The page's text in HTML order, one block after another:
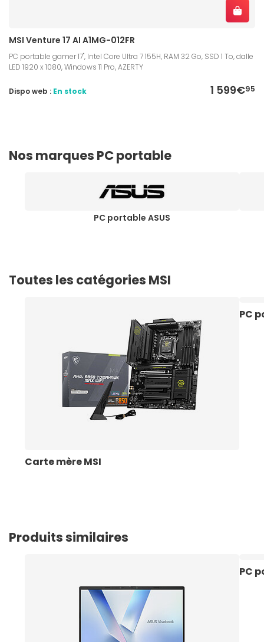
MSI Venture 17 AI A1MG-012FR
PC portable gamer 17", Intel Core Ultra 7 155H, RAM 32 Go, SSD 1 To, dalle
LED 1920 x 1080, Windows 11 Pro, AZERTY
1 599€95
Dispo web : En stock
Nos marques PC portable
PC portable ASUS
Toutes les catégories MSI
Carte mère MSI
PC
Produits similaires
PC